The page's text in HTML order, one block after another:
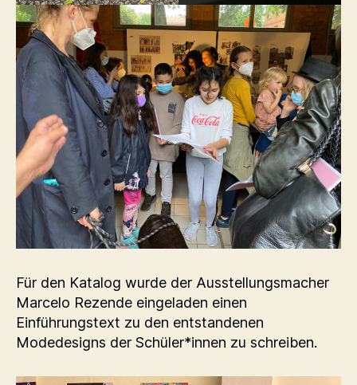
Für den Katalog wurde der Ausstellungsmacher
Marcelo Rezende eingeladen einen
Einführungstext zu den entstandenen
Modedesigns der Schüler*innen zu schreiben.